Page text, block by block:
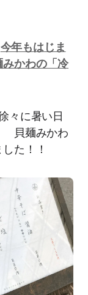
今年もはじま
みかわの「冷
々に暑い日
貝麺みかわ
た！！